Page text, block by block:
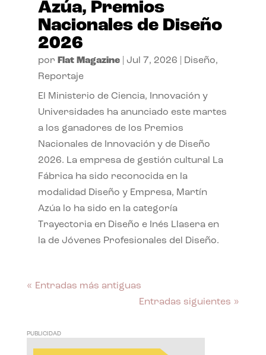
Azúa, Premios
Nacionales de Diseño
2026
por Flat Magazine| Jul 7, 2026 Diseño,
Reportaje
El Ministerio de Ciencia, Innovación y
Universidades ha anunciado este martes
a los ganadores de los Premios
Nacionales de Innovación y de Diseño
2026. La empresa de gestión cultural La
Fábrica ha sido reconocida en la
modalidad Diseño y Empresa, Martín
Azúa lo ha sido en la categoría
Trayectoria en Diseño e Inés Llasera en
la de Jóvenes Profesionales del Diseño.
« Entradas más antiguas
Entradas siguientes »
PUBLICIDAD